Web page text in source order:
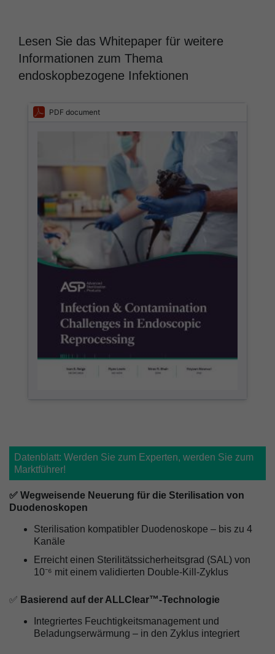
Lesen Sie das Whitepaper für weitere
Informationen zum Thema
endoskopbezogene Infektionen
PDF document
Datenblatt: Werden Sie zum Experten, werden Sie zum
Marktführer!
✅ Wegweisende Neuerung für die Sterilisation von
Duodenoskopen
Sterilisation kompatibler Duodenoskope – bis zu 4
Kanäle
Erreicht einen Sterilitätssicherheitsgrad (SAL) von
10⁻⁶ mit einem validierten Double-Kill-Zyklus
✅ Basierend auf der ALLClear™-Technologie
Integriertes Feuchtigkeitsmanagement und
Beladungserwärmung – in den Zyklus integriert